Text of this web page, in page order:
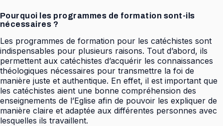
Pourquoi les programmes de formation sont-ils
nécessaires ?
Les programmes de formation pour les catéchistes sont
indispensables pour plusieurs raisons. Tout d’abord, ils
permettent aux catéchistes d’acquérir les connaissances
théologiques nécessaires pour transmettre la foi de
manière juste et authentique. En effet, il est important que
les catéchistes aient une bonne compréhension des
enseignements de l’Eglise afin de pouvoir les expliquer de
manière claire et adaptée aux différentes personnes avec
lesquelles ils travaillent.